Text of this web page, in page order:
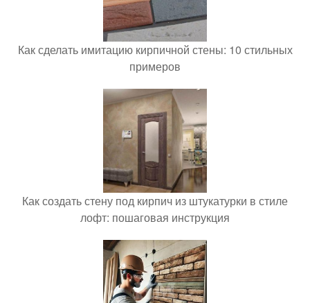
Как сделать имитацию кирпичной стены: 10 стильных
примеров
Как создать стену под кирпич из штукатурки в стиле
лофт: пошаговая инструкция